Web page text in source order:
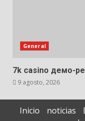
General
7k casino демо-
9 agosto, 2026
Inicio noticias